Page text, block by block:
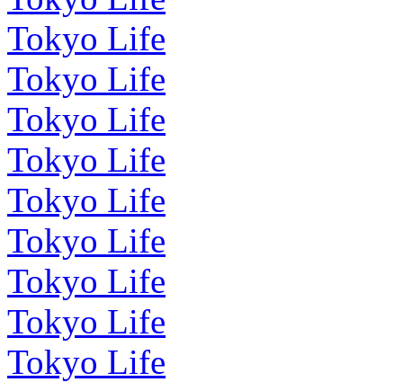
Tokyo Life
Tokyo Life
Tokyo Life
Tokyo Life
Tokyo Life
Tokyo Life
Tokyo Life
Tokyo Life
Tokyo Life